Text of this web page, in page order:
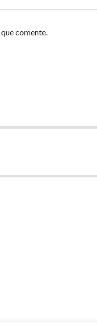
comente.